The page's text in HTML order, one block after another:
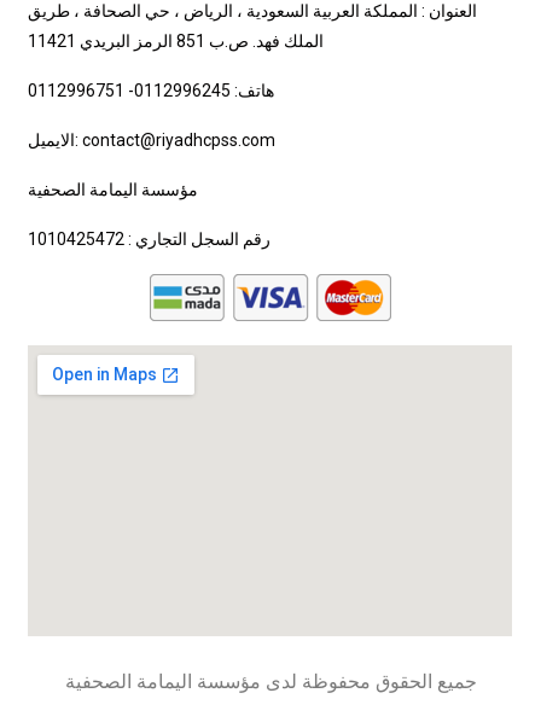
العنوان : المملكة العربية السعودية ، الرياض ، حي الصحافة ، طريق
الملك فهد. ص.ب 851 الرمز البريدي 11421
هاتف: 0112996245- 0112996751
الايميل: contact@riyadhcpss.com
مؤسسة اليمامة الصحفية
رقم السجل التجاري : 1010425472
جميع الحقوق محفوظة لدى مؤسسة اليمامة الصحفية